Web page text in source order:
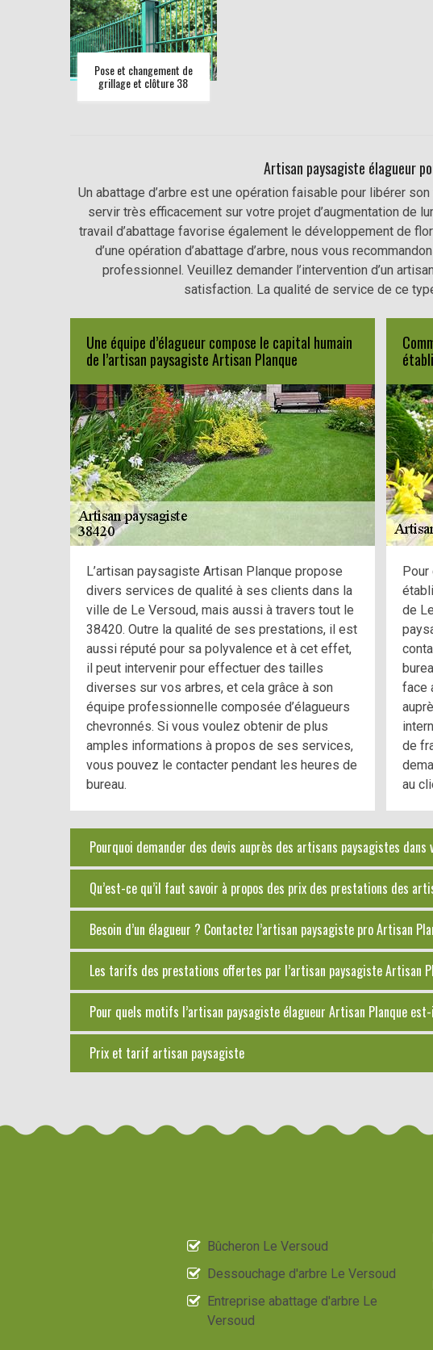
Pose et changement de
grillage et clôture 38
Artisan paysagiste élagueur
Un abattage d’arbre est une opération faisable pour libérer
servir très efficacement sur votre projet d’augmentation de
travail d’abattage favorise également le développement de
d’une opération d’abattage d’arbre, nous vous
professionnel. Veuillez demander l’intervention d’un
satisfaction. La qualité de service de ce
Une équipe d’élagueur compose le capital humain
de l’artisan paysagiste Artisan Planque
L’artisan paysagiste Artisan Planque propose
divers services de qualité à ses clients dans la
ville de Le Versoud, mais aussi à travers tout le
38420. Outre la qualité de ses prestations, il est
aussi réputé pour sa polyvalence et à cet effet,
il peut intervenir pour effectuer des tailles
diverses sur vos arbres, et cela grâce à son
équipe professionnelle composée d’élagueurs
chevronnés. Si vous voulez obtenir de plus
amples informations à propos de ses services,
vous pouvez le contacter pendant les heures de
bureau.
de
face
de
au
Pourquoi demander des devis auprès des artisans paysagistes dans
Qu’est-ce qu’il faut savoir à propos des prix des prestations des
Besoin d’un élagueur ? Contactez l’artisan paysagiste pro Artisan
Les tarifs des prestations offertes par l’artisan paysagiste Artisan
Pour quels motifs l’artisan paysagiste élagueur Artisan Planque
Prix et tarif artisan paysagiste
Bûcheron Le Versoud
Dessouchage d'arbre Le Versoud
Entreprise abattage d'arbre Le
Versoud